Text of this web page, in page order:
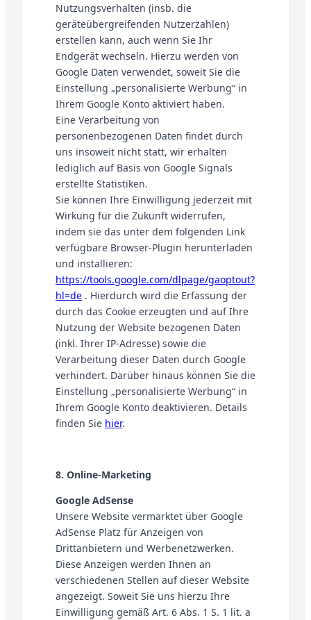
Nutzungsverhalten (insb. die
geräteübergreifenden Nutzerzahlen)
erstellen kann, auch wenn Sie Ihr
Endgerät wechseln. Hierzu werden von
Google Daten verwendet, soweit Sie die
Einstellung „personalisierte Werbung“ in
Ihrem Google Konto aktiviert haben.
Eine Verarbeitung von
personenbezogenen Daten findet durch
uns insoweit nicht statt, wir erhalten
lediglich auf Basis von Google Signals
erstellte Statistiken.
Sie können Ihre Einwilligung jederzeit mit
Wirkung für die Zukunft widerrufen,
indem sie das unter dem folgenden Link
verfügbare Browser-Plugin herunterladen
und installieren:
https://tools.google.com/dlpage/gaoptout?
hl=de . Hierdurch wird die Erfassung der
durch das Cookie erzeugten und auf Ihre
Nutzung der Website bezogenen Daten
(inkl. Ihrer IP-Adresse) sowie die
Verarbeitung dieser Daten durch Google
verhindert. Darüber hinaus können Sie die
Einstellung „personalisierte Werbung“ in
Ihrem Google Konto deaktivieren. Details
finden Sie hier.
8. Online-Marketing
Google AdSense
Unsere Website vermarktet über Google
AdSense Platz für Anzeigen von
Drittanbietern und Werbenetzwerken.
Diese Anzeigen werden Ihnen an
verschiedenen Stellen auf dieser Website
angezeigt. Soweit Sie uns hierzu Ihre
Einwilligung gemäß Art. 6 Abs. 1 S. 1 lit. a